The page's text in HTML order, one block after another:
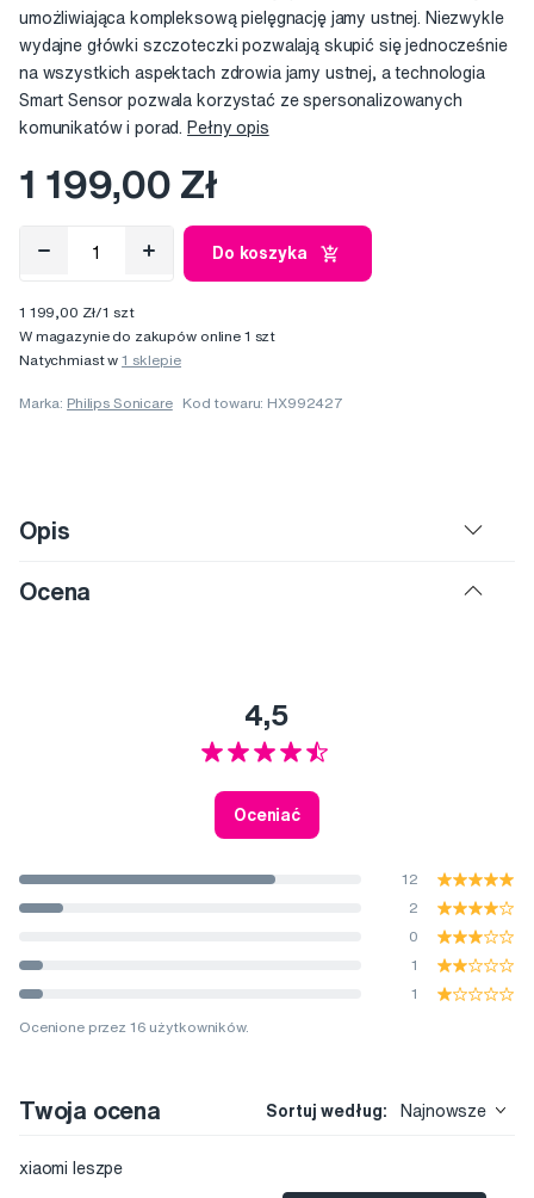
umożliwiająca kompleksową pielęgnację jamy ustnej. Niezwykle
wydajne główki szczoteczki pozwalają skupić się jednocześnie
na wszystkich aspektach zdrowia jamy ustnej, a technologia
Smart Sensor pozwala korzystać ze spersonalizowanych
komunikatów i porad. Pełny opis
1 199,00 Zł
Do koszyka
1 199,00 Zł/1 szt
W magazynie do zakupów online 1 szt
Natychmiast w1 sklepie
Marka: Philips Sonicare Kod towaru: HX992427
Opis
Ocena
4,5
Oceniać
12
2
0
1
1
Ocenione przez 16 użytkowników.
Twoja ocena Sortuj według: Najnowsze
xiaomi leszpe